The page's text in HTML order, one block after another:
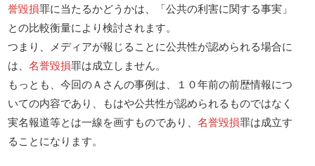
誉毀損罪に当たるかどうかは、「公共の利害に関する事実」
との比較衡量により検討されます。
つまり、メディアが報じることに公共性が認められる場合に
は、名誉毀損罪は成立しません。
もっとも、今回のＡさんの事例は、１０年前の前歴情報につ
いての内容であり、もはや公共性が認められるものではなく
実名報道等とは一線を画すものであり、名誉毀損罪は成立す
ることになります。